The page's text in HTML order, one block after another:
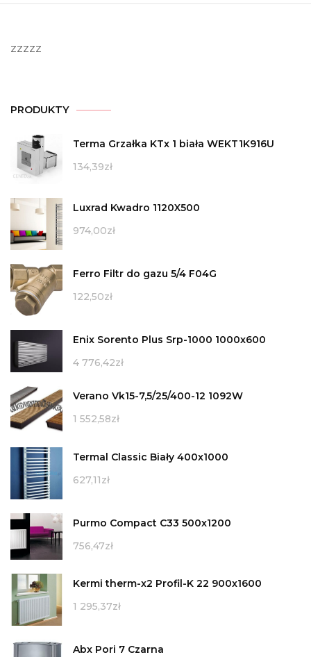
zzzzz
PRODUKTY
Terma Grzałka KTx 1 biała WEKT1K916U
134,39zł
Luxrad Kwadro 1120X500
974,00zł
Ferro Filtr do gazu 5/4 F04G
122,50zł
Enix Sorento Plus Srp-1000 1000x600
4 776,42zł
Verano Vk15-7,5/25/400-12 1092W
1 552,58zł
Termal Classic Biały 400x1000
627,11zł
Purmo Compact C33 500x1200
756,47zł
Kermi therm-x2 Profil-K 22 900x1600
1 295,37zł
Abx Pori 7 Czarna